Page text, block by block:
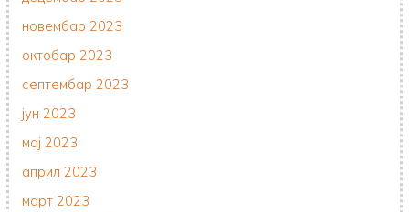
новембар 2023
октобар 2023
септембар 2023
јун 2023
мај 2023
април 2023
март 2023